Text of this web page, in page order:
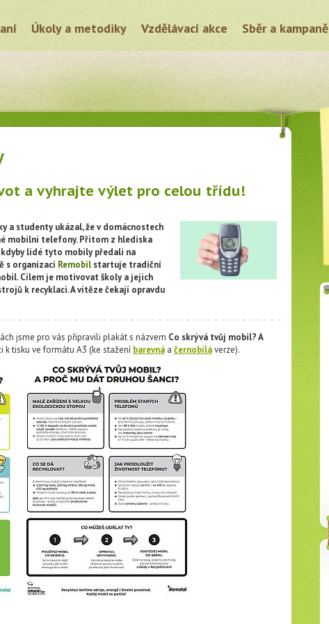
Úkoly a metodiky Vzdělávací akce Sběr a kampaně
a vyhrajte výlet pro celou třídu!
a studenty ukázal, že v domácnostech
mobilní telefony. Přitom z hlediska
lidé tyto mobily předali na
s organizací Remobilstartuje tradiční
Cílem je motivovat školy a jejich
k recyklaci. A vítěze čekají opravdu
jsme pro vás připravili plakát s názvem Co skrývá tvůj mobil? A
k tisku ve formátu A3 (ke stažení barevnáa černobíláverze).